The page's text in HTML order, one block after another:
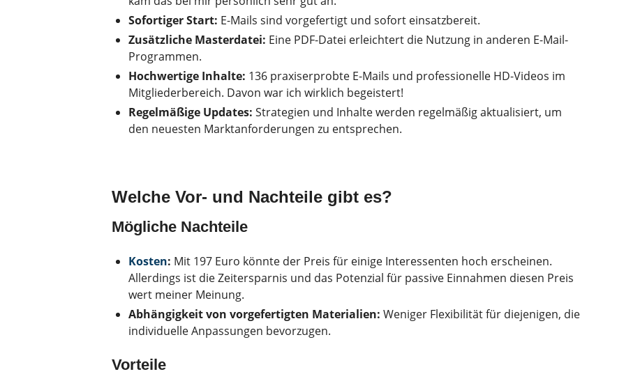
Sofortiger Start: E-Mails sind vorgefertigt und sofort einsatzbereit.
Zusätzliche Masterdatei: Eine PDF-Datei erleichtert die Nutzung in anderen E-Mail-
Programmen.
Hochwertige Inhalte: 136 praxiserprobte E-Mails und professionelle HD-Videos im
Mitgliederbereich. Davon war ich wirklich begeistert!
Regelmäßige Updates: Strategien und Inhalte werden regelmäßig aktualisiert, um
den neuesten Marktanforderungen zu entsprechen.
Welche Vor- und Nachteile gibt es?
Mögliche Nachteile
Kosten: Mit 197 Euro könnte der Preis für einige Interessenten hoch erscheinen.
Allerdings ist die Zeitersparnis und das Potenzial für passive Einnahmen diesen Preis
wert meiner Meinung.
Abhängigkeit von vorgefertigten Materialien: Weniger Flexibilität für diejenigen, die
individuelle Anpassungen bevorzugen.
Vorteile